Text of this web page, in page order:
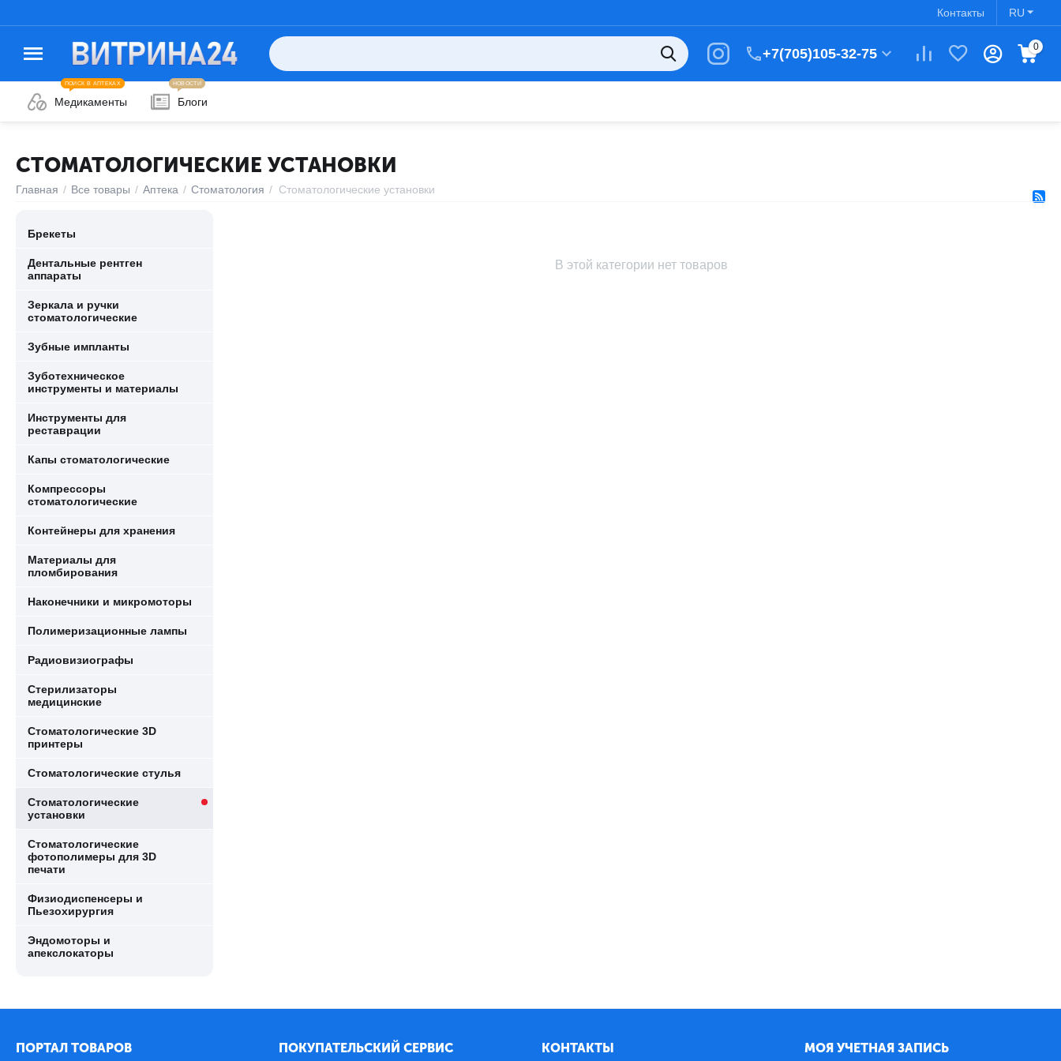
RU
Контакты
+7(705)105-32-75 0
Медикаменты
ПОИСК В АПТЕКАХ
Блоги
НОВОСТИ
СТОМАТОЛОГИЧЕСКИЕ УСТАНОВКИ
Главная / Все товары / Аптека / Стоматология / Стоматологические установки
В этой категории нет товаров
Брекеты
Дентальные рентген
аппараты
Зеркала и ручки
стоматологические
Зубные импланты
Зуботехническое
инструменты и материалы
Инструменты для
реставрации
Капы стоматологические
Компрессоры
стоматологические
Контейнеры для хранения
Материалы для
пломбирования
Наконечники и микромоторы
Полимеризационные лампы
Радиовизиографы
Стерилизаторы
медицинские
Стоматологические 3D
принтеры
Стоматологические стулья
Стоматологические
установки
Стоматологические
фотополимеры для 3D
печати
Физиодиспенсеры и
Пьезохирургия
Эндомоторы и
апекслокаторы
ПОРТАЛ ТОВАРОВ ПОКУПАТЕЛЬСКИЙ СЕРВИС КОНТАКТЫ МОЯ УЧЕТНАЯ ЗАПИСЬ